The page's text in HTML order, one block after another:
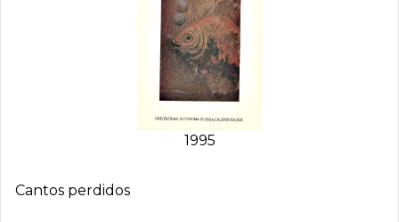
1995
Cantos perdidos